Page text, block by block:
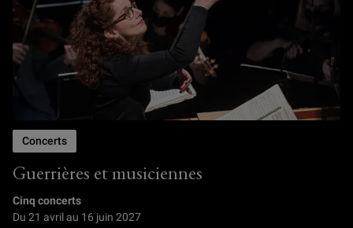
Guerrières et musiciennes
Concerts
Cinq concerts
Du 21 avril au 16 juin 2027